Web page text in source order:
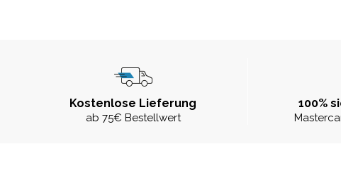
Kostenlose Lieferung
ab 75€ Bestellwert
100%